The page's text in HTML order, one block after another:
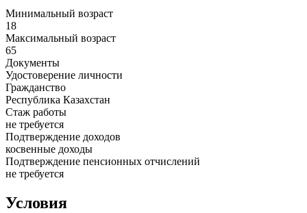
Минимальный возраст
18
Максимальный возраст
65
Документы
Удостоверение личности
Гражданство
Республика Казахстан
Стаж работы
не требуется
Подтверждение доходов
косвенные доходы
Подтверждение пенсионных отчислений
не требуется
Условия